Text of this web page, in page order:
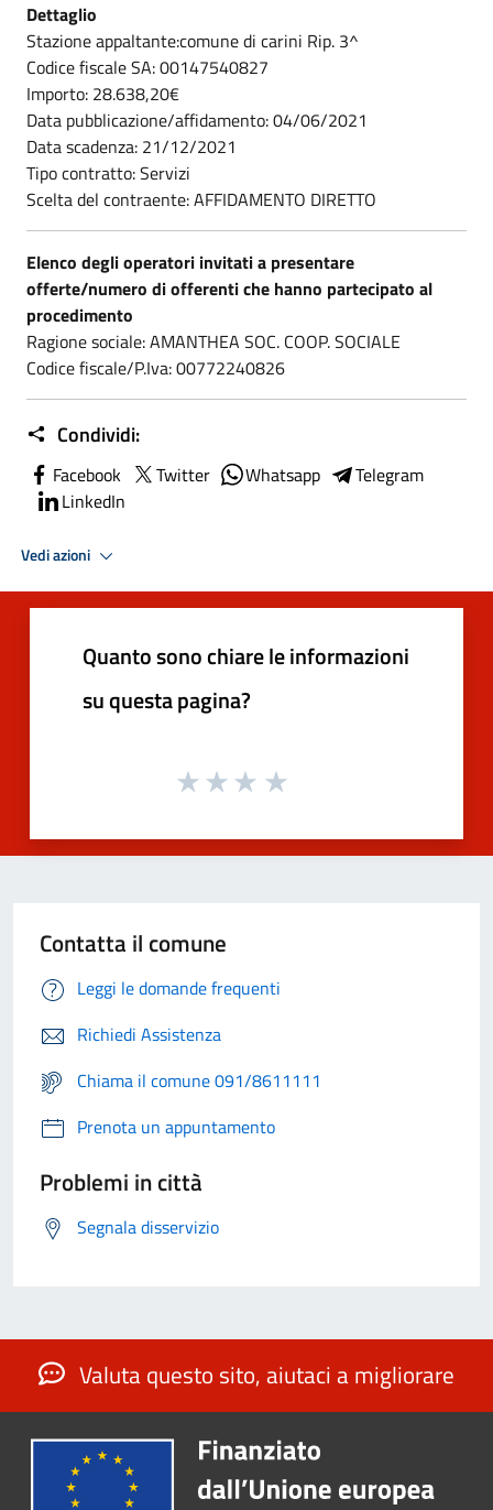
Dettaglio
Stazione appaltante:comune di carini Rip. 3^
Codice fiscale SA: 00147540827
Importo: 28.638,20€
Data pubblicazione/affidamento: 04/06/2021
Data scadenza: 21/12/2021
Tipo contratto: Servizi
Scelta del contraente: AFFIDAMENTO DIRETTO
Elenco degli operatori invitati a presentare
offerte/numero di offerenti che hanno partecipato al
procedimento
Ragione sociale: AMANTHEA SOC. COOP. SOCIALE
Codice fiscale/P.Iva: 00772240826
Condividi:
Facebook Twitter Whatsapp
Telegram
LinkedIn
Vedi azioni
Quanto sono chiare le informazioni
su questa pagina?
Contatta il comune
Leggi le domande frequenti
Richiedi Assistenza
Chiama il comune 091/8611111
Prenota un appuntamento
Problemi in città
Segnala disservizio
Valuta questo sito, aiutaci a migliorare